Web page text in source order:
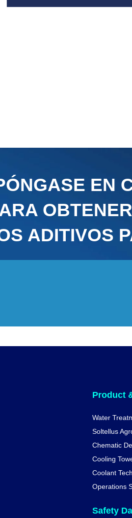
EN
ADITIVOS
Product
Water
Soltellus
Chematic
Cooling
Coolant
Operations
Safety